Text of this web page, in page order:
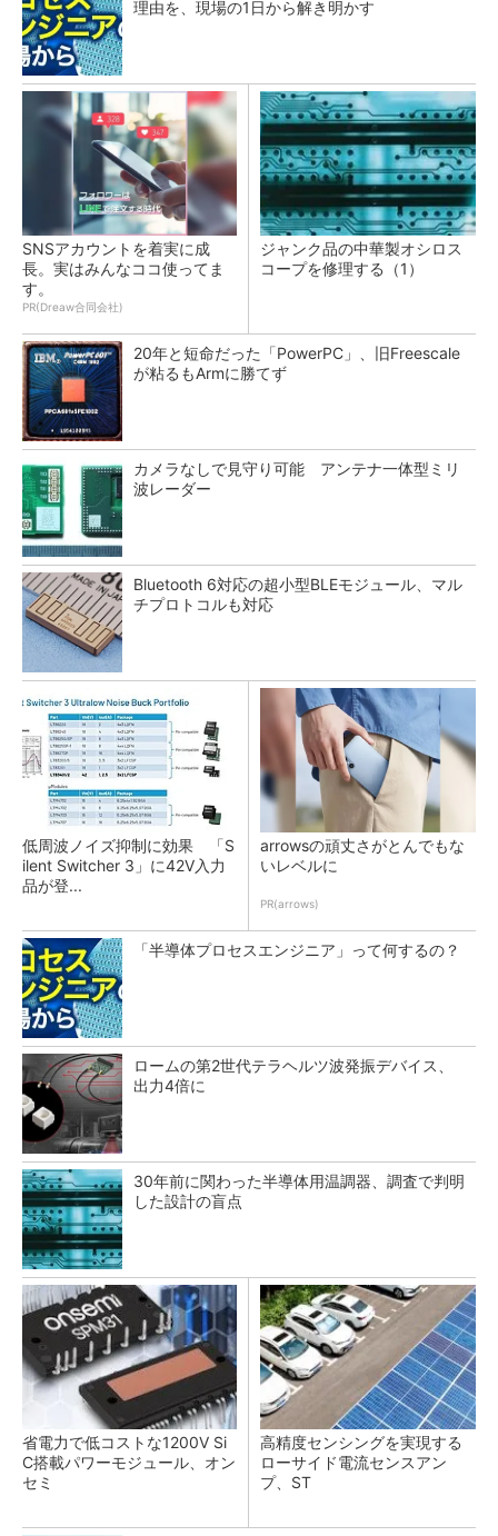
理由を、現場の1日から解き明かす
SNSアカウントを着実に成
長。実はみんなココ使ってま
す。
PR(Dreaw合同会社)
ジャンク品の中華製オシロス
コープを修理する（1）
20年と短命だった「PowerPC」、旧Freescale
が粘るもArmに勝てず
カメラなしで見守り可能 アンテナ一体型ミリ
波レーダー
Bluetooth 6対応の超小型BLEモジュール、マル
チプロトコルも対応
低周波ノイズ抑制に効果 「S
ilent Switcher 3」に42V入力
品が登...
arrowsの頑丈さがとんでもな
いレベルに
PR(arrows)
「半導体プロセスエンジニア」って何するの？
ロームの第2世代テラヘルツ波発振デバイス、
出力4倍に
30年前に関わった半導体用温調器、調査で判明
した設計の盲点
省電力で低コストな1200V Si
C搭載パワーモジュール、オン
セミ
高精度センシングを実現する
ローサイド電流センスアン
プ、ST